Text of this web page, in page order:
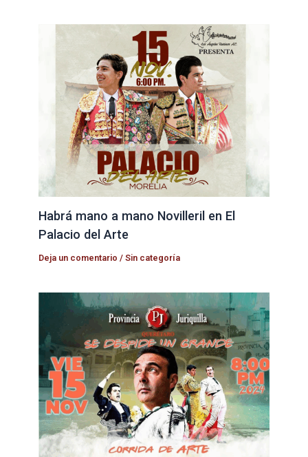
Habrá mano a mano Novilleril en El
Palacio del Arte
Deja un comentario /Sin categoría